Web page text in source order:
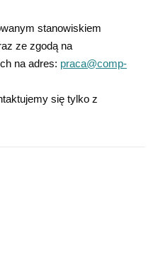
stanowiskiem
ze zgodą na
na adres: praca@comp-
się tylko z